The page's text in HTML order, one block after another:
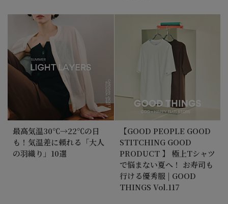
最高気温30℃→22℃の日
も！気温差に頼れる「大人
の羽織り」10選
【GOOD PEOPLE GOOD
STITCHING GOOD
PRODUCT 】 極上Tシャツ
で悩まない夏へ！ お寿司も
行ける優秀服 | GOOD
THINGS Vol.117